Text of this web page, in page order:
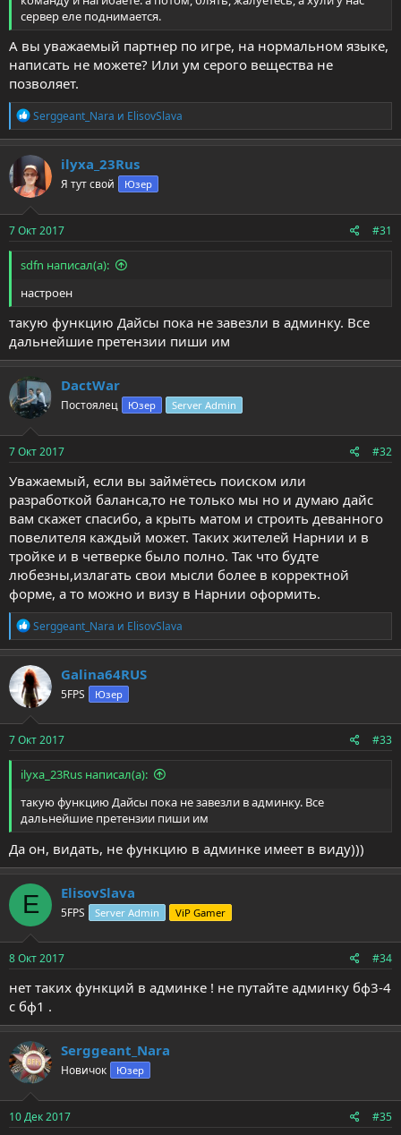
сервер еле поднимается.
А вы уважаемый партнер по игре, на нормальном языке,
написать не можете? Или ум серого вещества не
позволяет.
Р
е
а
к
ц
и
и
:
Serggeant_Nara и ElisovSlava
ilyxa_23Rus
Я тут свой Юзер
7 Окт 2017 #31
sdfn написал(а):
настроен
такую функцию Дайсы пока не завезли в админку. Все
дальнейшие претензии пиши им
DactWar
Постоялец Юзер Server Admin
7 Окт 2017 #32
Уважаемый, если вы займётесь поиском или
разработкой баланса,то не только мы но и думаю дайс
вам скажет спасибо, а крыть матом и строить деванного
повелителя каждый может. Таких жителей Нарнии и в
тройке и в четверке было полно. Так что будте
любезны,излагать свои мысли более в корректной
форме, а то можно и визу в Нарнии оформить.
Р
е
а
к
ц
и
и
:
Serggeant_Nara и ElisovSlava
Galina64RUS
5FPS Юзер
7 Окт 2017 #33
ilyxa_23Rus написал(а):
такую функцию Дайсы пока не завезли в админку. Все
дальнейшие претензии пиши им
Да он, видать, не функцию в админке имеет в виду)))
E ElisovSlava
5FPS Server Admin ViP Gamer
8 Окт 2017 #34
нет таких функций в админке ! не путайте админку бф3-4
с бф1 .
Serggeant_Nara
Новичок Юзер
10 Дек 2017 #35